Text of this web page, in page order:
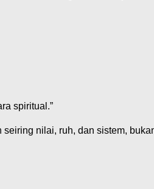
spiritual.”
nilai, ruh, dan sistem,